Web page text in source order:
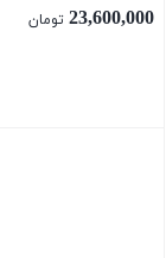
اصلی:23,600,000 تومان